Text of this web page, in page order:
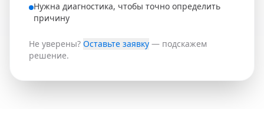
Нужна диагностика, чтобы точно определить
причину
Не уверены? Оставьте заявку — подскажем
решение.